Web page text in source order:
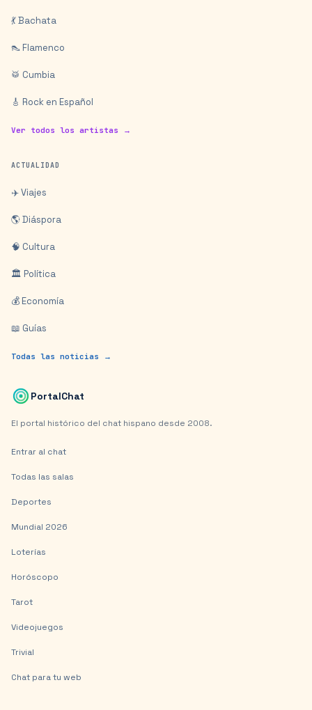
💃 Bachata
👠 Flamenco
🥁 Cumbia
🎸 Rock en Español
Ver todos los artistas →
ACTUALIDAD
✈️ Viajes
🌎 Diáspora
🧠 Cultura
🏛️ Política
💰 Economía
📖 Guías
Todas las noticias →
PortalChat
El portal histórico del chat hispano desde 2008.
Entrar al chat
Todas las salas
Deportes
Mundial 2026
Loterías
Horóscopo
Tarot
Videojuegos
Trivial
Chat para tu web